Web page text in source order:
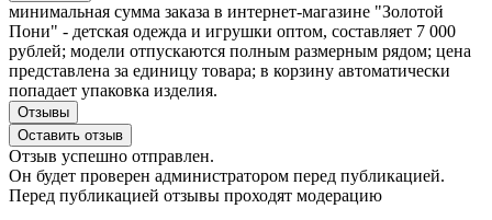
минимальная сумма заказа в интернет-магазине "Золотой
Пони" - детская одежда и игрушки оптом, составляет 7 000
рублей; модели отпускаются полным размерным рядом; цена
представлена за единицу товара; в корзину автоматически
попадает упаковка изделия.
Отзывы
Оставить отзыв
Отзыв успешно отправлен.
Он будет проверен администратором перед публикацией.
Перед публикацией отзывы проходят модерацию